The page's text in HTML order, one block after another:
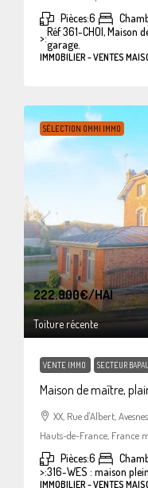
Pièces:6
>:Réf 361-CHOI, Maison
garage.
IMMOBILIER - VENTES
SÉLECTION OMMI IMMO
222.900€/HAI
Toiture récente
VENTE IMMO SECTEUR
Maison de maître,
XX, Rue d'Albert,
Hauts-de-France, France
Pièces:6
>:316-WES : maison
IMMOBILIER - VENTES